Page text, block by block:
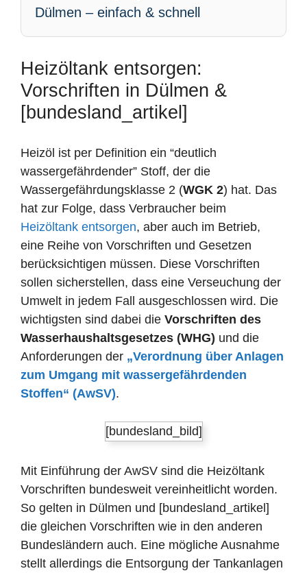
Dülmen – einfach & schnell
Heizöltank entsorgen:
Vorschriften in Dülmen &
[bundesland_artikel]
Heizöl ist per Definition ein “deutlich
wassergefährdender” Stoff, der die
Wassergefährdungsklasse 2 (WGK 2) hat. Das
hat zur Folge, dass Verbraucher beim
Heizöltank entsorgen, aber auch im Betrieb,
eine Reihe von Vorschriften und Gesetzen
berücksichtigen müssen. Diese Vorschriften
sollen sicherstellen, dass eine Verseuchung der
Umwelt in jedem Fall ausgeschlossen wird. Die
wichtigsten sind dabei die Vorschriften des
Wasserhaushaltsgesetzes (WHG) und die
Anforderungen der „Verordnung über Anlagen
zum Umgang mit wassergefährdenden
Stoffen“ (AwSV).
[bundesland_bild]
Mit Einführung der AwSV sind die Heizöltank
Vorschriften bundesweit vereinheitlicht worden.
So gelten in Dülmen und [bundesland_artikel]
die gleichen Vorschriften wie in den anderen
Bundesländern auch. Eine mögliche Ausnahme
stellt allerdings die Entsorgung der Tankanlagen